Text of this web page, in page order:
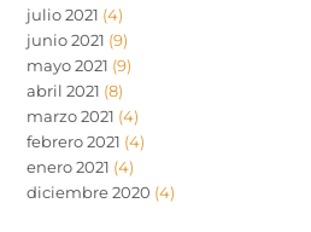
julio 2021 (4)
junio 2021 (9)
mayo 2021 (9)
abril 2021 (8)
marzo 2021 (4)
febrero 2021 (4)
enero 2021 (4)
diciembre 2020 (4)